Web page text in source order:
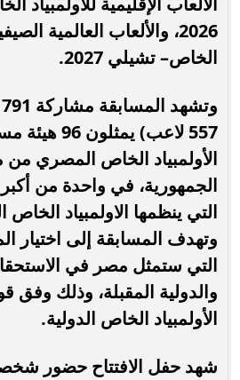
2026، والألعاب العالمية
الخاص– تشيلي 2027.
557 لاعب)
الأولمبياد الخاص المصري
الجمهورية، في واحدة من
التي ينظمها الاولمبياد
وتهدف المسابقة إلى اختيار
التي ستمثل مصر في
والدولية المقبلة، وذلك وفق
الأولمبياد الخاص الدولية.
شهد حفل الافتتاح حضور